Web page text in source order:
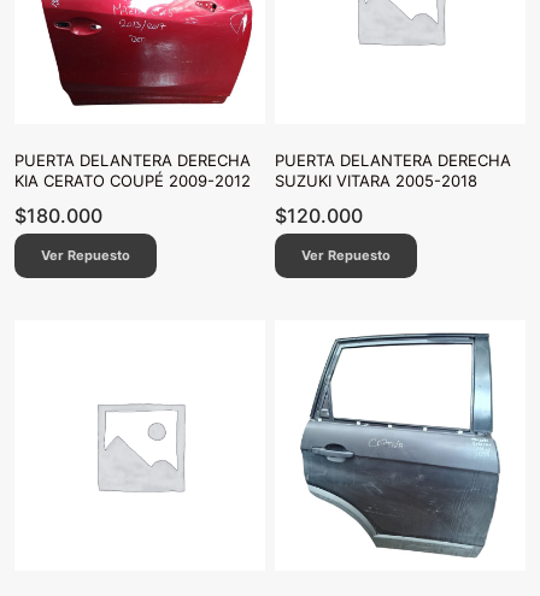
PUERTA DELANTERA DERECHA
KIA CERATO COUPÉ 2009-2012
$180.000
Ver Repuesto
PUERTA DELANTERA DERECHA
SUZUKI VITARA 2005-2018
$120.000
Ver Repuesto